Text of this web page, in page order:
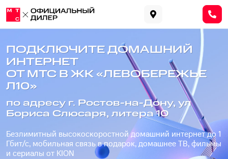
ПОДКЛЮЧИТЕ ДОМАШНИЙ
ИНТЕРНЕТ
ОТ МТС В ЖК «ЛЕВОБЕРЕЖЬЕ
Л10»
по адресу г. Ростов-на-Дону, ул
Бориса Слюсаря, литера 10
Безлимитный высокоскоростной домашний интернет до 1
Гбит/с, мобильная связь в подарок, домашнее ТВ, фильмы
и сериалы от KION